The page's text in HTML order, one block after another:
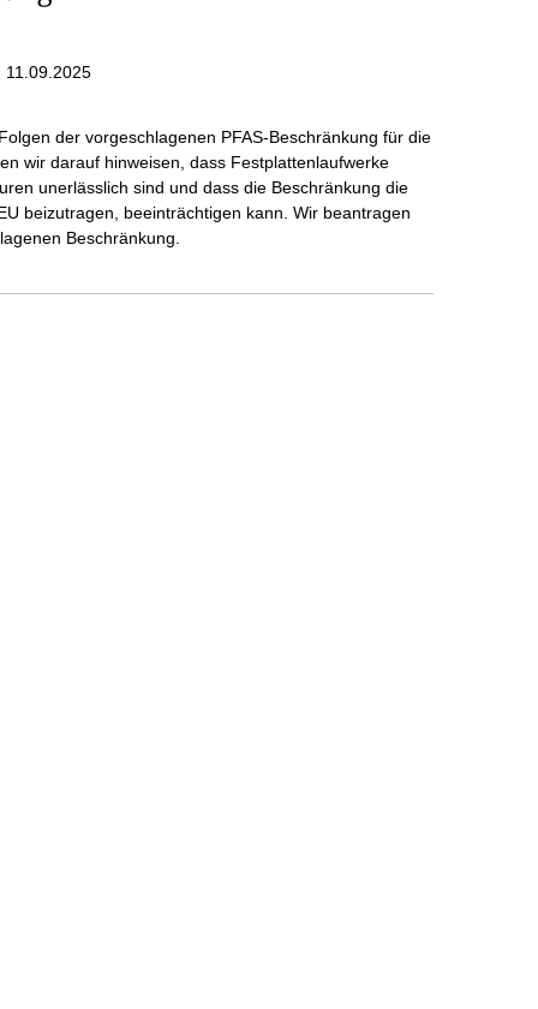
11.09.2025
der vorgeschlagenen PFAS-Beschränkung für die
wir darauf hinweisen, dass Festplattenlaufwerke
unerlässlich sind und dass die Beschränkung die
beizutragen, beeinträchtigen kann. Wir beantragen
Beschränkung.